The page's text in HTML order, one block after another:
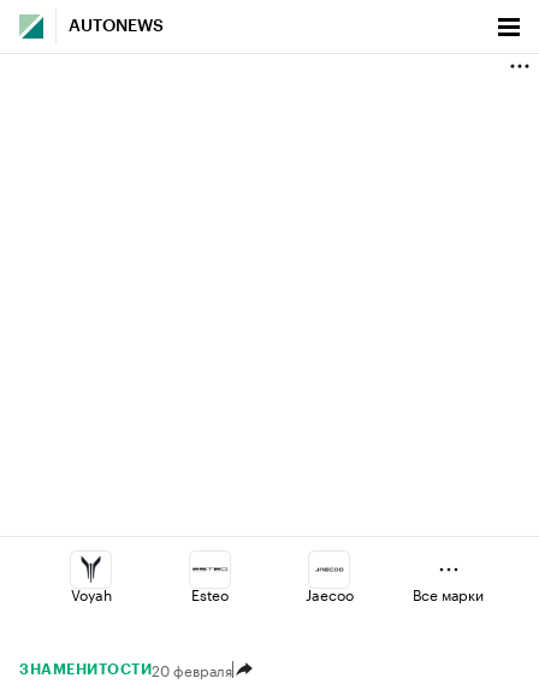
AUTONEWS
Voyah Esteo Jaecoo
Volga Lada
Все марки
ЗНАМЕНИТОСТИ20 февраля